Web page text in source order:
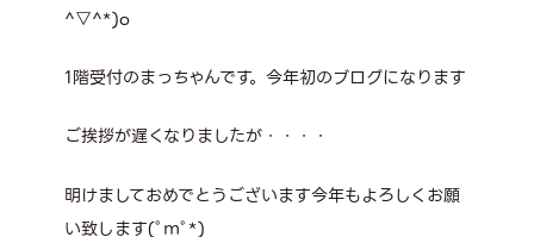
^▽^*)o
1階受付のまっちゃんです。今年初のブログになります
ご挨拶が遅くなりましたが・・・・
明けましておめでとうございます今年もよろしくお願
い致します(ﾟｍﾟ*)